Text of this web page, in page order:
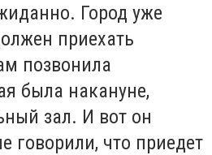
Город уже
приехать
позвонила
была накануне,
зал. И вот он
говорили, что приедет